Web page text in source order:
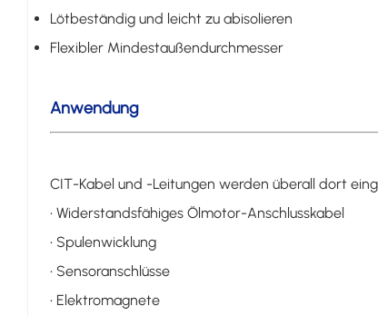
Lötbeständig und leicht zu abisolieren
Flexibler Mindestaußendurchmesser
Anwendung
CIT-Kabel und -Leitungen werden überall dort
• Widerstandsfähiges Ölmotor-Anschlusskabel
• Spulenwicklung
• Sensoranschlüsse
• Elektromagnete